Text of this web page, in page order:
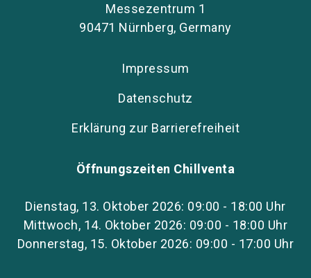
Messezentrum 1
90471 Nürnberg, Germany
Impressum
Datenschutz
Erklärung zur Barrierefreiheit
Öffnungszeiten Chillventa
Dienstag, 13. Oktober 2026: 09:00 - 18:00 Uhr
Mittwoch, 14. Oktober 2026: 09:00 - 18:00 Uhr
Donnerstag, 15. Oktober 2026: 09:00 - 17:00 Uhr